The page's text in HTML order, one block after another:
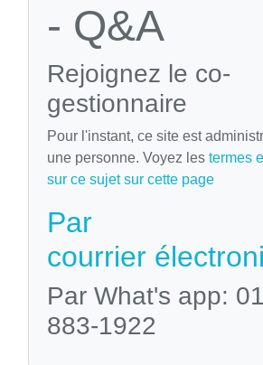
- Q&A
Rejoignez le co-
gestionnaire
Pour l'instant, ce site est
une personne. Voyez les termes
sur ce sujet sur cette page
Par
courrier
Par What's app:
883-1922